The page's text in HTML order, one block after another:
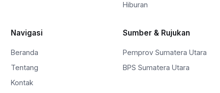
Hiburan
Navigasi
Beranda
Tentang
Kontak
Sumber & Rujukan
Pemprov Sumatera Utara
BPS Sumatera Utara